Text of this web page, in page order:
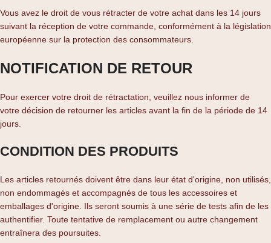
Vous avez le droit de vous rétracter de votre achat dans les 14 jours
suivant la réception de votre commande, conformément à la législation
européenne sur la protection des consommateurs.
NOTIFICATION DE RETOUR
Pour exercer votre droit de rétractation, veuillez nous informer de
votre décision de retourner les articles avant la fin de la période de 14
jours.
CONDITION DES PRODUITS
Les articles retournés doivent être dans leur état d'origine, non utilisés,
non endommagés et accompagnés de tous les accessoires et
emballages d'origine. Ils seront soumis à une série de tests afin de les
authentifier. Toute tentative de remplacement ou autre changement
entraînera des poursuites.